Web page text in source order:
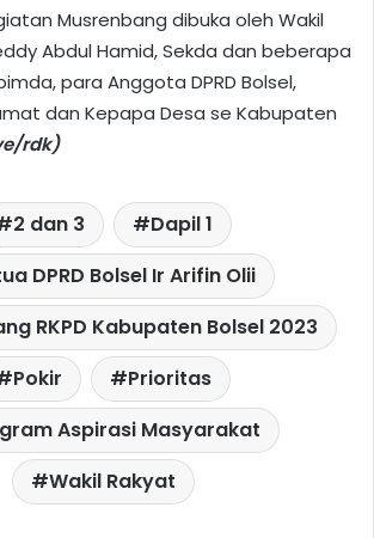
Musrenbang dibuka oleh Wakil
Abdul Hamid, Sekda dan beberapa
para Anggota DPRD Bolsel,
dan Kepapa Desa se Kabupaten
rdk)
2 dan 3
Dapil 1
DPRD Bolsel Ir Arifin Olii
RKPD Kabupaten Bolsel 2023
Pokir
Prioritas
Aspirasi Masyarakat
Wakil Rakyat